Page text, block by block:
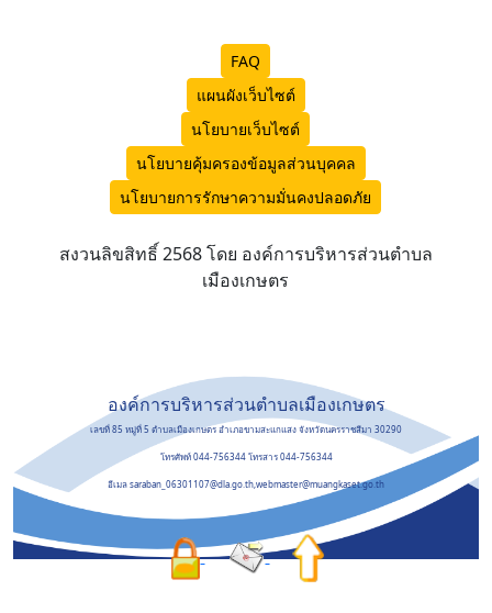
FAQ
แผนผังเว็บไซต์
นโยบายเว็บไซต์
นโยบายคุ้มครองข้อมูลส่วนบุคคล
นโยบายการรักษาความมั่นคงปลอดภัย
สงวนลิขสิทธิ์ 2568 โดย องค์การบริหารส่วนตำบล
เมืองเกษตร
องค์การบริหารส่วนตำบลเมืองเกษตร
เลขที่ 85 หมู่ที่ 5 ตำบลเมืองเกษตร อำเภอขามสะแกแสง จังหวัดนครราชสีมา 30290
โทรศัพท์ 044-756344 โทรสาร 044-756344
อีเมล saraban_06301107@dla.go.th,webmaster@muangkaset.go.th